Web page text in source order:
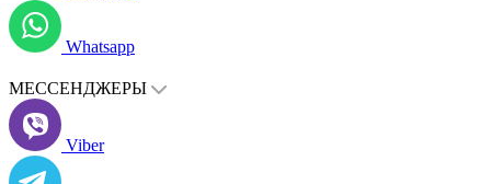
Whatsapp
МЕССЕНДЖЕРЫ
Viber